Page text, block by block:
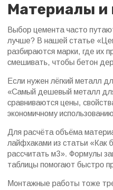
Материалы и
Выбор цемента часто
лучше? В нашей статье
разбираются марки, где их
смешивать, чтобы бетон
Если нужен лёгкий металл
«Самый дешевый металл
сравниваются цены,
экономичному
Для расчёта объёма
лайфхаками из статьи «Как
рассчитать м3». Формулы
таблицы помогают быстро
Монтажные работы тоже